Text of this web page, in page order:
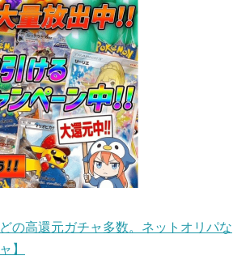
の高還元ガチャ多数。ネットオリパな
】